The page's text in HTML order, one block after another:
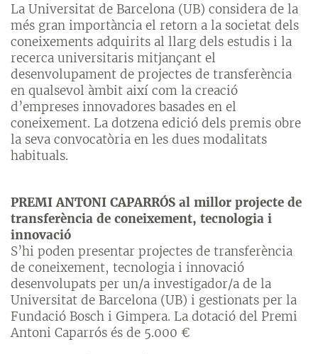
La Universitat de Barcelona (UB) considera de la
més gran importància el retorn a la societat dels
coneixements adquirits al llarg dels estudis i la
recerca universitaris mitjançant el
desenvolupament de projectes de transferència
en qualsevol àmbit així com la creació
d’empreses innovadores basades en el
coneixement. La dotzena edició dels premis obre
la seva convocatòria en les dues modalitats
habituals.
PREMI ANTONI CAPARRÓS al millor projecte de
transferència de coneixement, tecnologia i
innovació
S’hi poden presentar projectes de transferència
de coneixement, tecnologia i innovació
desenvolupats per un/a investigador/a de la
Universitat de Barcelona (UB) i gestionats per la
Fundació Bosch i Gimpera. La dotació del Premi
Antoni Caparrós és de 5.000 €